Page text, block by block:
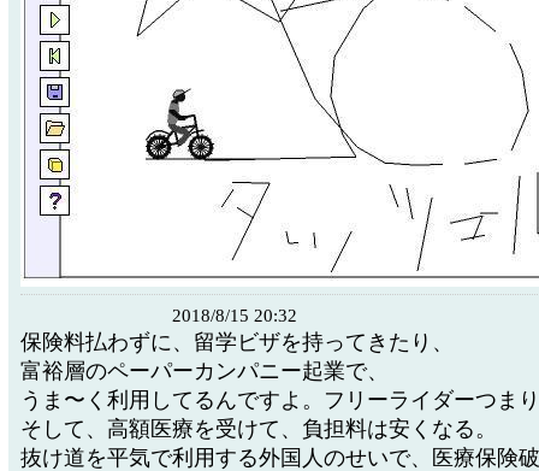
2018/8/15 20:32
保険料払わずに、留学ビザを持ってきたり、
富裕層のペーパーカンパニー起業で、
うま〜く利用してるんですよ。フリーライダーつま
そして、高額医療を受けて、負担料は安くなる。
抜け道を平気で利用する外国人のせいで、医療保険